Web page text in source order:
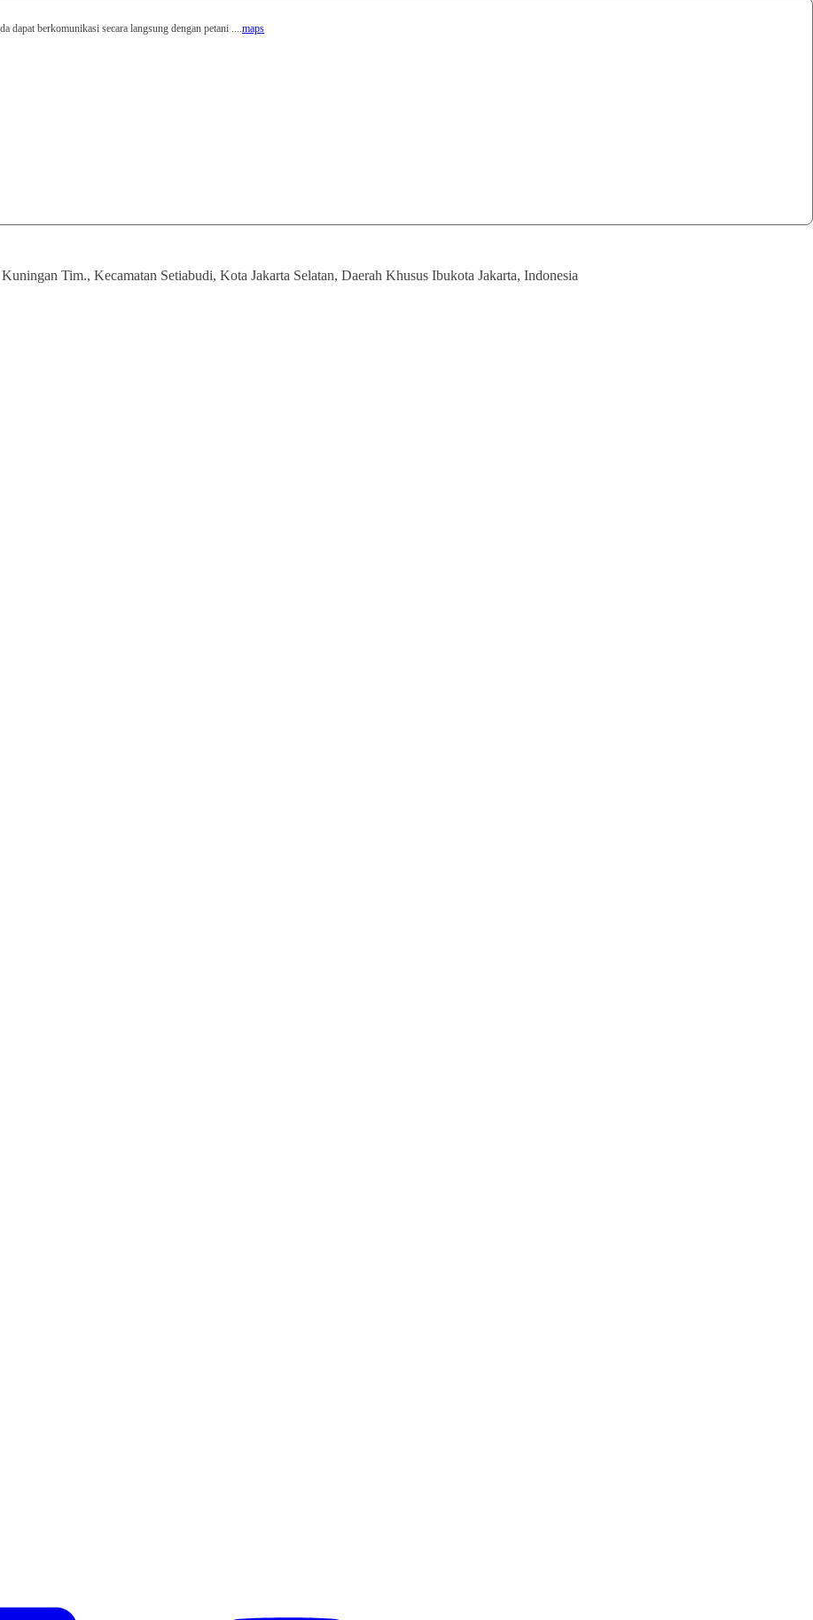
dapat berkomunikasi secara langsung dengan petani ....maps
Tim., Kecamatan Setiabudi, Kota Jakarta Selatan, Daerah Khusus Ibukota Jakarta, Indonesia